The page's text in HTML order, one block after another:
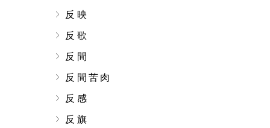
反映
反歌
反間
反間苦肉
反感
反旗